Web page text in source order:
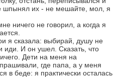
шпынял их - не мешайте, мол, я
ничего не говорил, а когда я
я сказала: выбирай, душу не
иди. И он ушел. Сказать, что
Дети на меня на
где папа, а у меня
в беде: я практически осталась